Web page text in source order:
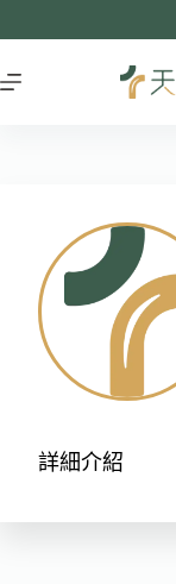
詳細介紹